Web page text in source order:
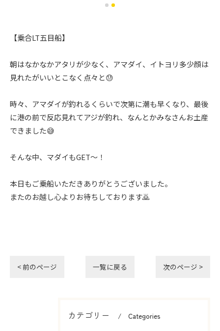
【乗合LT五目船】
朝はなかなかアタリが少なく、アマダイ、イトヨリ多少顔は
見れたがいいとこなく点々と😓
時々、アマダイが釣れるくらいで次第に潮も早くなり、最後
に港の前で反応見れてアジが釣れ、なんとかみなさんお土産
できました😅
そんな中、マダイもGET〜！
本日もご乗船いただきありがとうございました。
またのお越し心よりお待ちしております🙇
< 前のページ 一覧に戻る 次のページ >
カテゴリー Categories